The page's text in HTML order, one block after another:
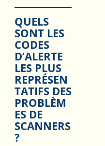
QUELS
SONT LES
CODES
D’ALERTE
LES PLUS
REPRÉSEN
TATIFS DES
PROBLÈM
ES DE
SCANNERS
?